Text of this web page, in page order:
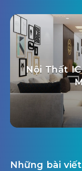
Nội Thất
Những bài